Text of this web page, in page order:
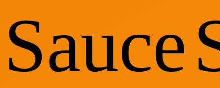
Sauce